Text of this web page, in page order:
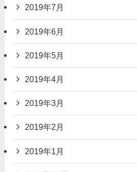
2019年7月
2019年6月
2019年5月
2019年4月
2019年3月
2019年2月
2019年1月